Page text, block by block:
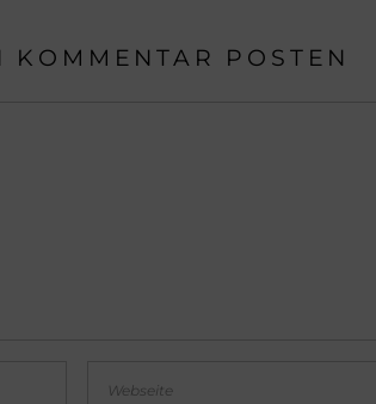
POSTEN